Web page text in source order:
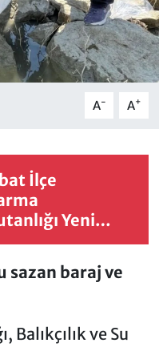
A- A+
İlçe
Yeni
Binası Törenle
sazan baraj ve
Balıkçılık ve Su